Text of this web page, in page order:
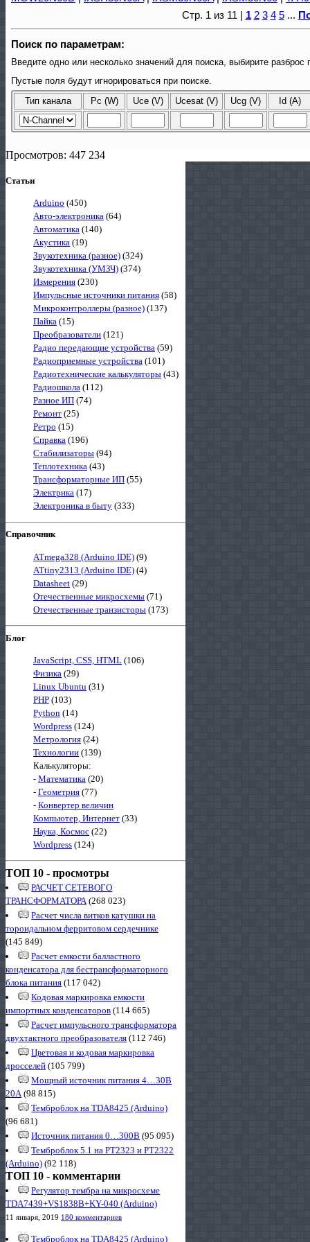
Стр. 1 из 11 | 1 2 3 4 5...
Поиск по параметрам:
Введите одно или несколько значений для поиска, выбирите разброс
Пустые поля будут игнорироваться при поиске.
Тип канала Pc (W) Uce (V) Ucesat (V) Ucg (V) Id (A)
Просмотров: 447 234
Статьи
Arduino (450)
Авто-электроника (64)
Автоматика (140)
Акустика (19)
Звукотехника (разное) (324)
Звукотехника (УМЗЧ) (374)
Измерения (230)
Импульсные источники питания (58)
Микроконтроллеры (разное) (137)
Пайка (15)
Преобразователи (121)
Радио передающие устройства (59)
Радиоприемные устройства (101)
Радиотехнические калькуляторы (43)
Радиошкола (112)
Разное ИП (74)
Ремонт (25)
Ретро (15)
Справка (196)
Стабилизаторы (94)
Теплотехника (43)
Трансформаторные ИП (55)
Электрика (17)
Электроника в быту (333)
Справочник
ATmega328 (Arduino IDE) (9)
ATtiny2313 (Arduino IDE) (4)
Datasheet (29)
Отечественные микросхемы (71)
Отечественные транзисторы (173)
Блог
JavaScript, CSS, HTML (106)
Физика (29)
Linux Ubuntu (31)
PHP (103)
Python (14)
Wordpress (124)
Метрология (24)
Технологии (139)
Калькуляторы:
- Математика (20)
- Геометрия (77)
- Конвертер величин
Компьютер, Интернет (33)
Наука, Космос (22)
Wordpress (124)
ТОП 10 - просмотры
РАСЧЕТ СЕТЕВОГО
ТРАНСФОРМАТОРА(268 023)
Расчет числа витков катушки на
тороидальном ферритовом сердечнике
(145 849)
Расчет емкости балластного
конденсатора для бестрансформаторного
блока питания (117 042)
Кодовая маркировка емкости
импортных конденсаторов (114 665)
Расчет импульсного трансформатора
двухтактного преобразователя (112 746)
Цветовая и кодовая маркировка
дросселей (105 799)
Мощный источник питания 4…30В
20А(98 815)
Темброблок на TDA8425 (Arduino)
(96 681)
Источник питания 0…300В (95 095)
Темброблок 5.1 на PT2323 и PT2322
(Arduino) (92 118)
ТОП 10 - комментарии
Регулятор тембра на микросхеме
TDA7439+VS1838B+KY-040 (Arduino)
11 января, 2019 180 комментариев
Темброблок на TDA8425 (Arduino)